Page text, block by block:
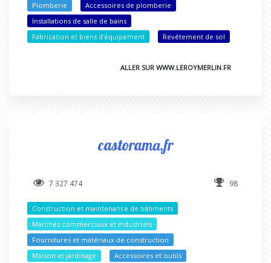
Plomberie
Accessoires de plomberie
Installations de salle de bains
Fabrication et biens d'équipement
Revêtement de sol
ALLER SUR WWW.LEROYMERLIN.FR
castorama.fr
7 327 474 98
Construction et maintenance de bâtiments
Marchés commerciaux et industriels
Fournitures et matériaux de construction
Maison et jardinage
Accessoires et outils